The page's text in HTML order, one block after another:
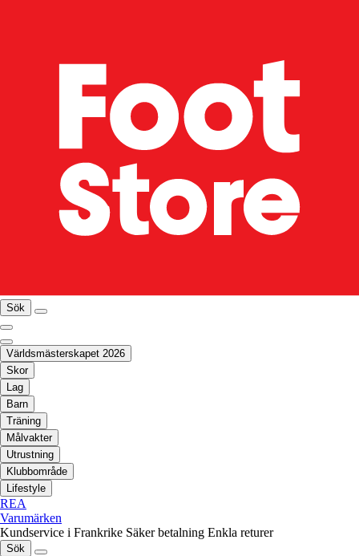
Sök
Världsmästerskapet 2026
Skor
Lag
Barn
Träning
Målvakter
Utrustning
Klubbområde
Lifestyle
REA
Varumärken
Kundservice i Frankrike Säker betalning Enkla returer
Sök